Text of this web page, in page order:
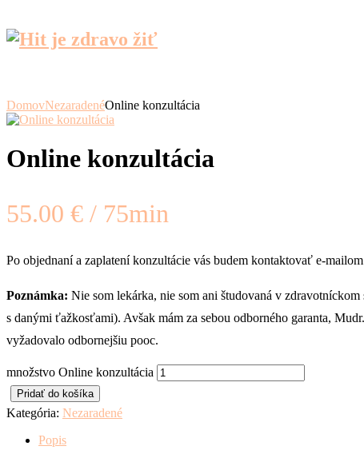
DomovNezaradenéOnline konzultácia
Online konzultácia
55.00 €
Po objednaní a zaplatení konzultácie vás budem kontaktovať e-
Poznámka: Nie som lekárka, nie som ani študovaná v
s danými ťažkosťami). Avšak mám za sebou odborného garanta,
vyžadovalo odbornejšiu pooc.
množstvo Online konzultácia
Pridať do košíka
Kategória: Nezaradené
Popis